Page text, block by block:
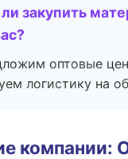
закупить
оптовые
логистику на
компании: